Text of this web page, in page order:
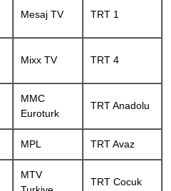
Mesaj TV TRT 1
Mixx TV TRT 4
MMC
Euroturk
TRT Anadolu
MPL TRT Avaz
MTV
TRT Cocuk